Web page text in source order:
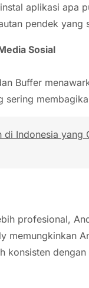
aplikasi apa
pendek yang
Sosial
Buffer
sering
di Indonesia yang
profesional,
memungkinkan
konsisten